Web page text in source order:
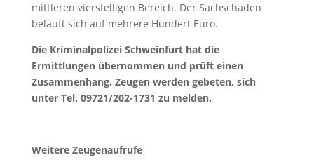
mittleren vierstelligen Bereich. Der Sachschaden
beläuft sich auf mehrere Hundert Euro.
Die Kriminalpolizei Schweinfurt hat die
Ermittlungen übernommen und prüft einen
Zusammenhang. Zeugen werden gebeten, sich
unter Tel. 09721/202-1731 zu melden.
Weitere Zeugenaufrufe